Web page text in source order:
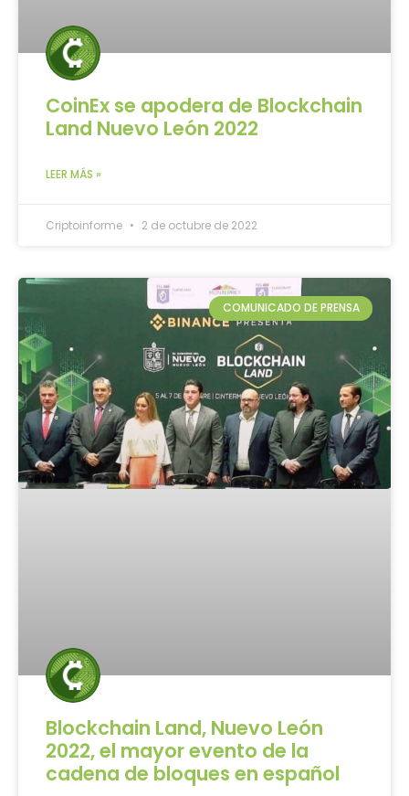
CoinEx se apodera de Blockchain
Land Nuevo León 2022
LEER MÁS »
Criptoinforme 2 de octubre de 2022
COMUNICADO DE PRENSA
Blockchain Land, Nuevo León
2022, el mayor evento de la
cadena de bloques en español